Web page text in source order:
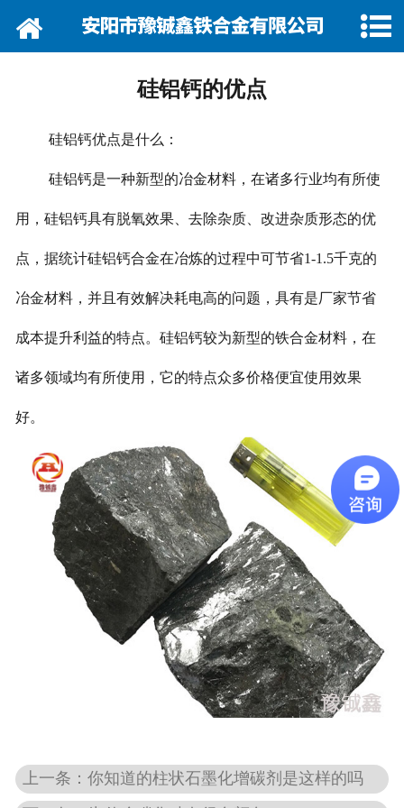
网站首页
产品行情
营销网络
在线留言
联系我们
硅铝钙的优点
硅铝钙优点是什么：
硅铝钙是一种新型的冶金材料，在诸多行业均有所使
用，硅铝钙具有脱氧效果、去除杂质、改进杂质形态的优
点，据统计硅铝钙合金在冶炼的过程中可节省1-1.5千克的
冶金材料，并且有效解决耗电高的问题，具有是厂家节省
成本提升利益的特点。硅铝钙较为新型的铁合金材料，在
诸多领域均有所使用，它的特点众多价格便宜使用效果
好。
上一条：你知道的柱状石墨化增碳剂是这样的吗